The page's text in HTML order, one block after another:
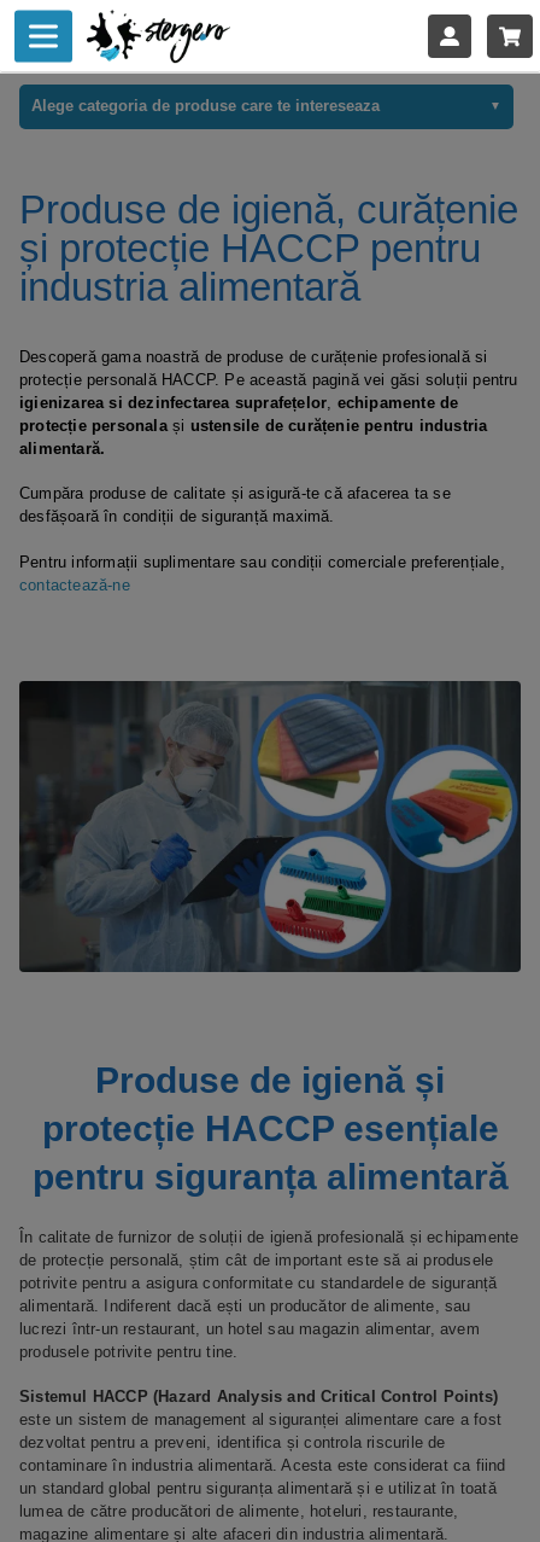
Produse de igienă, curățenie
și protecție HACCP pentru
industria alimentară
Descoperă gama noastră de produse de curățenie profesională si
protecție personală HACCP. Pe această pagină vei găsi soluții pentru
igienizarea si dezinfectarea suprafețelor echipamente de
protecție personalași ustensile de curățenie pentru industria
alimentară.
Cumpăra produse de calitate și asigură-te că afacerea ta se
desfășoară în condiții de siguranță maximă.
Pentru informații suplimentare sau condiții comerciale preferențiale,
contactează-ne
Produse de igienă și
protecție HACCP esențiale
pentru siguranța alimentară
În calitate de furnizor de soluții de igienă profesională și echipamente
de protecție personală, știm cât de important este să ai produsele
potrivite pentru a asigura conformitate cu standardele de siguranță
alimentară. Indiferent dacă ești un producător de alimente, sau
lucrezi într-un restaurant, un hotel sau magazin alimentar, avem
produsele potrivite pentru tine.
Sistemul HACCP (Hazard Analysis and Critical Control Points)
este un sistem de management al siguranței alimentare care a fost
dezvoltat pentru a preveni, identifica și controla riscurile de
contaminare în industria alimentară. Acesta este considerat ca fiind
un standard global pentru siguranța alimentară și e utilizat în toată
lumea de către producători de alimente, hoteluri, restaurante,
magazine alimentare și alte afaceri din industria alimentară.
Alege categoria de produse care te intereseaza